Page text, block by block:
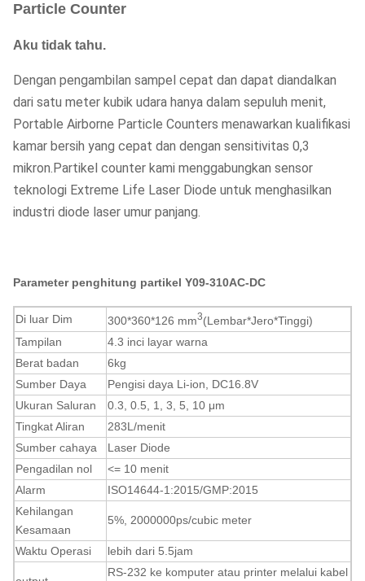
Particle Counter
Aku tidak tahu.
Dengan pengambilan sampel cepat dan dapat diandalkan
dari satu meter kubik udara hanya dalam sepuluh menit,
Portable Airborne Particle Counters menawarkan kualifikasi
kamar bersih yang cepat dan dengan sensitivitas 0,3
mikron.Partikel counter kami menggabungkan sensor
teknologi Extreme Life Laser Diode untuk menghasilkan
industri diode laser umur panjang.
Parameter penghitung partikel Y09-310AC-DC
Di luar Dim 300*360*126 mm3(Lembar*Jero*Tinggi)
Tampilan
4.3 inci layar warna
Berat badan
6kg
Sumber Daya
Pengisi daya Li-ion, DC16.8V
Ukuran Saluran
0.3, 0.5, 1, 3, 5, 10 μm
Tingkat Aliran
283L/menit
Sumber cahaya
Laser Diode
Pengadilan nol
<= 10 menit
Alarm
ISO14644-1:2015/GMP:2015
Kehilangan
Kesamaan
5%, 2000000ps/cubic meter
Waktu Operasi lebih dari 5.5jam
RS-232 ke komputer atau printer melalui kabel